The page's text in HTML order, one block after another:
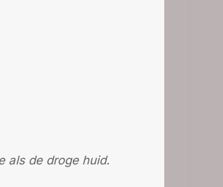
als de droge huid.